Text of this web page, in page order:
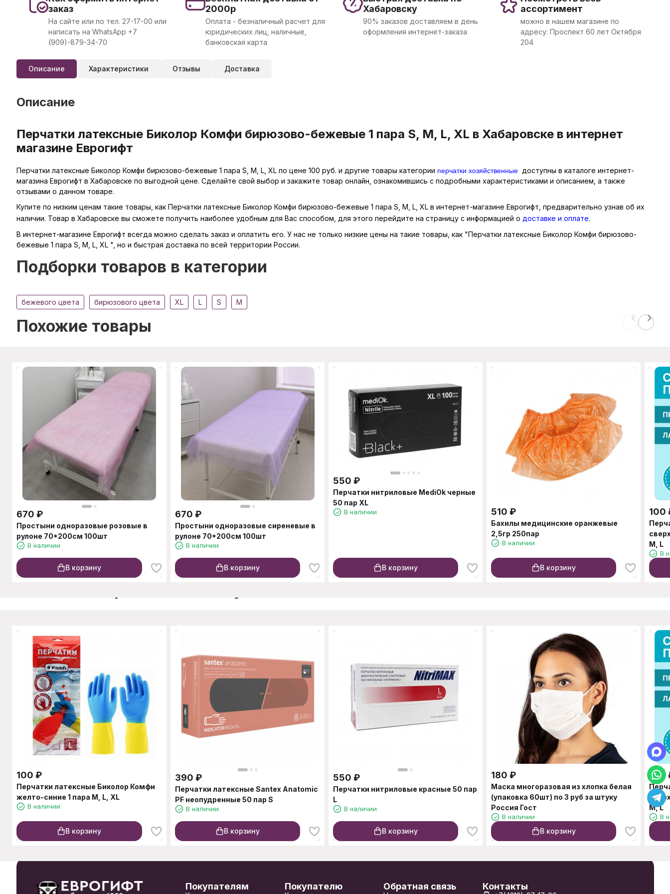
заказ
На сайте или по тел. 27-17-00 или
написать на WhatsApp +7
(909)-879-34-70
2000р
Оплата - безналичный расчет для
юридических лиц, наличные,
банковская карта
Хабаровску
90% заказов доставляем в день
оформления интернет-заказа
ассортимент
можно в нашем магазине по
адресу: Проспект 60 лет Октября
204
Описание Характеристики Отзывы Доставка
Описание
Перчатки латексные Биколор Комфи бирюзово-бежевые 1 пара S, M, L, XL в Хабаровске в интернет
магазине Еврогифт
Перчатки латексные Биколор Комфи бирюзово-бежевые 1 пара S, M, L, XL по цене 100 руб. и другие товары категории перчатки хозяйственные доступны в каталоге интернет-
магазина Еврогифт в Хабаровске по выгодной цене. Сделайте свой выбор и закажите товар онлайн, ознакомившись с подробными характеристиками и описанием, а также
отзывами о данном товаре.
Купите по низким ценам такие товары, как Перчатки латексные Биколор Комфи бирюзово-бежевые 1 пара S, M, L, XL в интернет-магазине Еврогифт, предварительно узнав об их
наличии. Товар в Хабаровске вы сможете получить наиболее удобным для Вас способом, для этого перейдите на страницу с информацией о доставке и оплате.
В интернет-магазине Еврогифт всегда можно сделать заказ и оплатить его. У нас не только низкие цены на такие товары, как "Перчатки латексные Биколор Комфи бирюзово-
бежевые 1 пара S, M, L, XL ", но и быстрая доставка по всей территории России.
Подборки товаров в категории
бежевого цвета бирюзового цвета XL L S M
Похожие товары
670 ₽
Простыни одноразовые розовые в
рулоне 70*200см 100шт
В наличии
В корзину
670 ₽
Простыни одноразовые сиреневые в
рулоне 70*200см 100шт
В наличии
В корзину
550 ₽
Перчатки нитриловые MediOk черные
50 пар XL
В наличии
В корзину
510 ₽
Бахилы медицинские оранжевые
2,5гр 250пар
В наличии
В корзину
100
M, L
В
100 ₽
Перчатки латексные Биколор Комфи
желто-синие 1 пара M, L, XL
В наличии
В корзину
390 ₽
Перчатки латексные Santex Anatomic
PF неопудренные 50 пар S
В наличии
В корзину
550 ₽
Перчатки нитриловые красные 50 пар
L
В наличии
В корзину
180 ₽
Маска многоразовая из хлопка белая
(упаковка 60шт) по 3 руб за штуку
Россия Гост
В наличии
В корзину
100
M, L
В
Покупателям Покупателю Обратная связь Контакты